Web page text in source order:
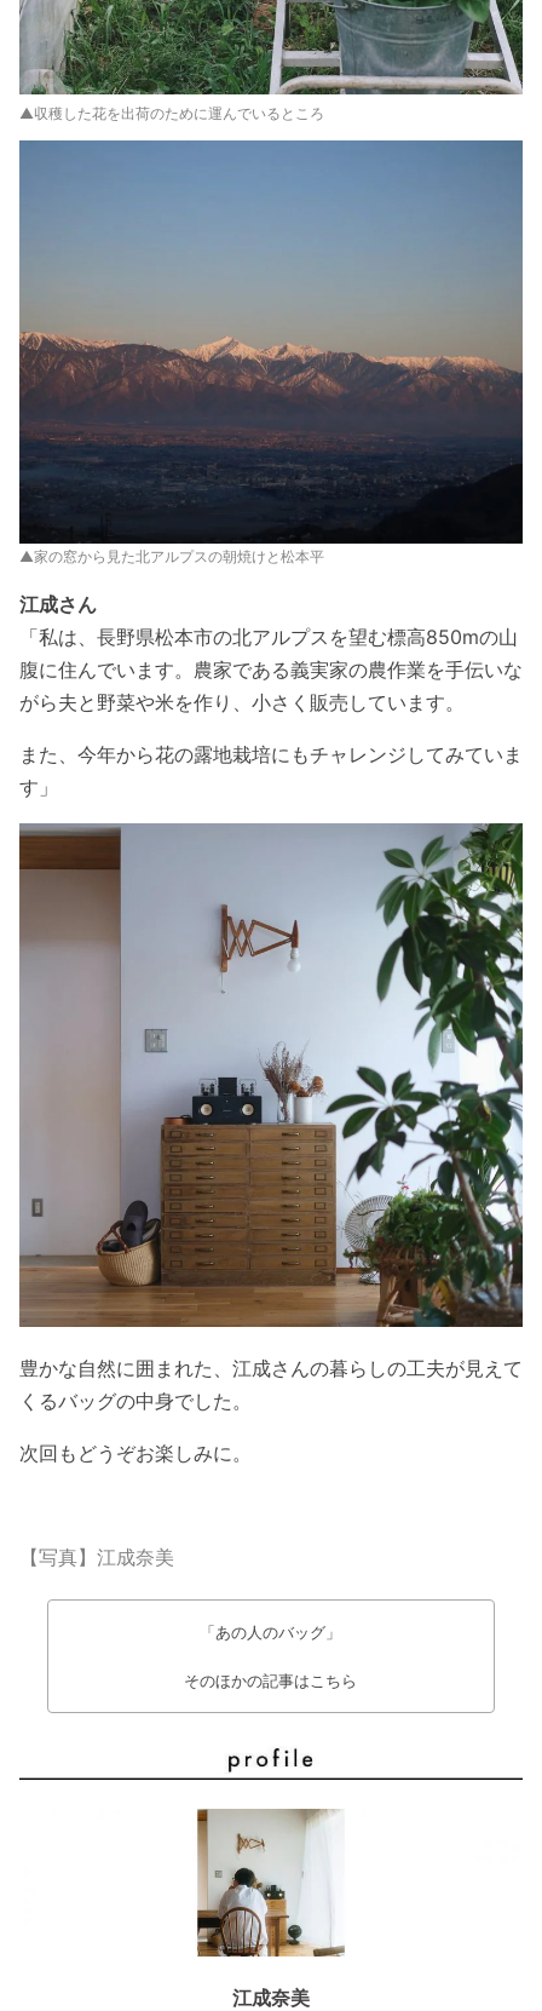
▲収穫した花を出荷のために運んでいるところ
▲家の窓から見た北アルプスの朝焼けと松本平
江成さん
「私は、長野県松本市の北アルプスを望む標高850mの山
腹に住んでいます。農家である義実家の農作業を手伝いな
がら夫と野菜や米を作り、小さく販売しています。
また、今年から花の露地栽培にもチャレンジしてみていま
す」
豊かな自然に囲まれた、江成さんの暮らしの工夫が見えて
くるバッグの中身でした。
次回もどうぞお楽しみに。
【写真】江成奈美
「あの人のバッグ」
そのほかの記事はこちら
江成奈美